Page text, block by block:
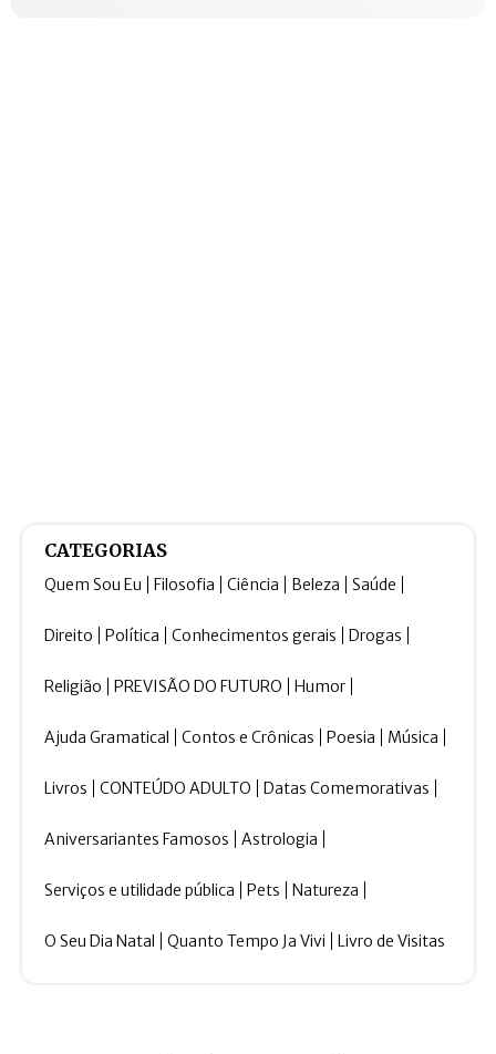
CATEGORIAS
Quem Sou Eu Filosofia Ciência Beleza Saúde
Direito Política Conhecimentos gerais Drogas
Religião PREVISÃO DO FUTURO Humor
Ajuda Gramatical Contos e Crônicas Poesia Música
Livros CONTEÚDO ADULTO Datas Comemorativas
Aniversariantes Famosos Astrologia
Serviços e utilidade pública Pets Natureza
O Seu Dia Natal Quanto Tempo Ja Vivi Livro de Visitas